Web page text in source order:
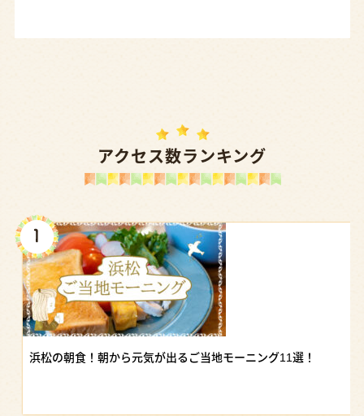
アクセス数ランキング
浜松の朝食！朝から元気が出るご当地モーニング11選！